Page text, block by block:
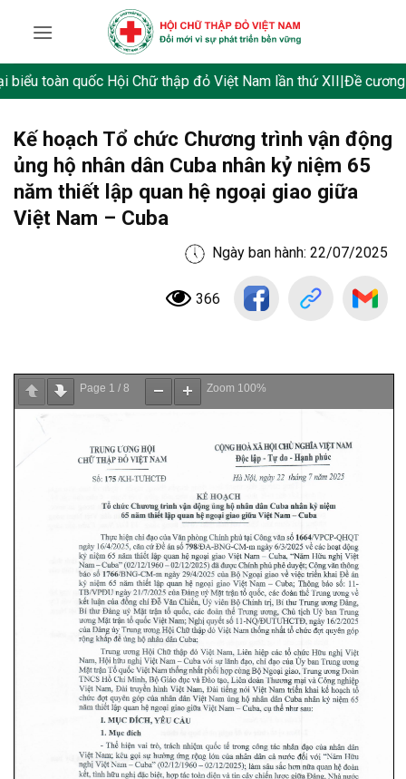
toàn quốc Hội Chữ thập đỏ Việt Nam lần thứ XII|Đề cương
Kế hoạch Tổ chức Chương trình vận động
ủng hộ nhân dân Cuba nhân kỷ niệm 65
năm thiết lập quan hệ ngoại giao giữa
Việt Nam – Cuba
Ngày ban hành: 22/07/2025
366
Page 1 / 8 Zoom 100%